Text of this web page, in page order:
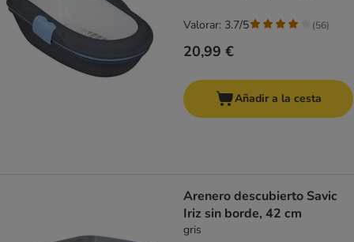
20,99 €
Valorar: 3.7/5 (56)
Añadir a la cesta
Arenero descubierto Savic
Iriz sin borde, 42 cm
gris